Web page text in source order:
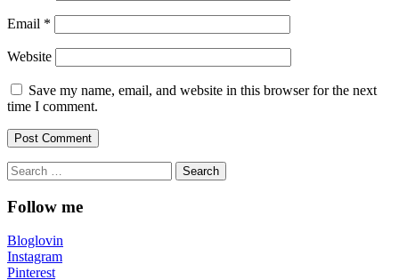
Email *
Website
Save my name, email, and website in this browser for the next
time I comment.
Search
for:
Follow me
Bloglovin
Instagram
Pinterest